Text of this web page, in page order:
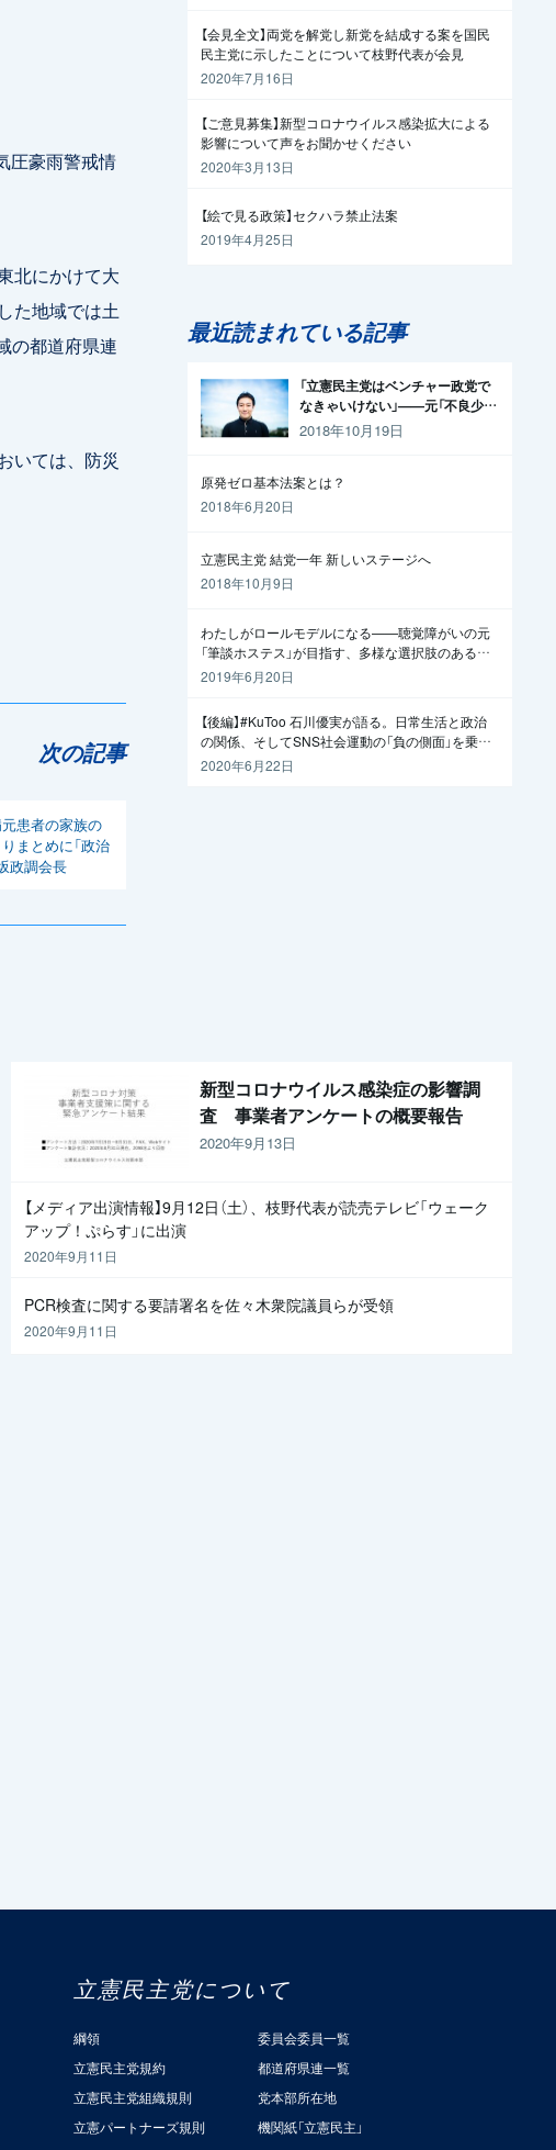
圧豪雨警戒情
北にかけて大
た地域では土
の都道府県連
いては、防災
次の記事
患者の家族の
まとめに「政治
政調会長
【会見全文】両党を解党し新党を結成する案を国民
民主党に示したことについて枝野代表が会見
2020年7月16日
【ご意見募集】新型コロナウイルス感染拡大による
影響について声をお聞かせください
2020年3月13日
【絵で見る政策】セクハラ禁止法案
2019年4月25日
最近読まれている記事
「立憲民主党はベンチャー政党で
なきゃいけない」——元「不良少
年」の起業家が政治家になった理
2018年10月19日
原発ゼロ基本法案とは？
2018年6月20日
立憲民主党 結党一年 新しいステージへ
2018年10月9日
わたしがロールモデルになる——聴覚障がいの元
「筆談ホステス」が目指す、多様な選択肢のある社
会
2019年6月20日
【後編】#KuToo 石川優実が語る。日常生活と政治
の関係、そしてSNS社会運動の「負の側面」を乗り
越えるには
2020年6月22日
新型コロナウイルス感染症の影響調
査 事業者アンケートの概要報告
2020年9月13日
【メディア出演情報】9月12日（土）、枝野代表が読売テレビ「ウェーク
アップ！ぷらす」に出演
2020年9月11日
PCR検査に関する要請署名を佐々木衆院議員らが受領
2020年9月11日
立憲民主党について
綱領
立憲民主党規約
立憲民主党組織規則
立憲パートナーズ規則
委員会委員一覧
都道府県連一覧
党本部所在地
機関紙「立憲民主」